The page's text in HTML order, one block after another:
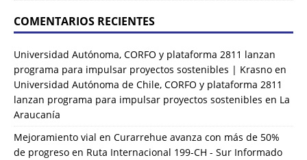
COMENTARIOS RECIENTES
Universidad Autónoma, CORFO y plataforma 2811 lanzan
programa para impulsar proyectos sostenibles | Krasno en
Universidad Autónoma de Chile, CORFO y plataforma 2811
lanzan programa para impulsar proyectos sostenibles en La
Araucanía
Mejoramiento vial en Curarrehue avanza con más de 50%
de progreso en Ruta Internacional 199-CH - Sur Informado